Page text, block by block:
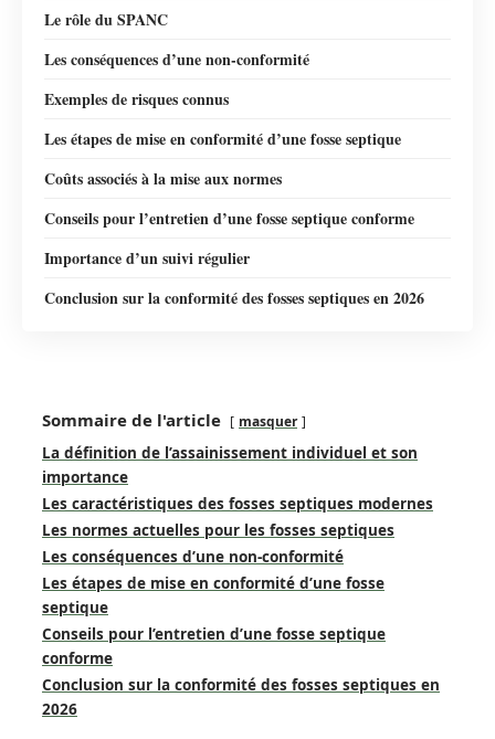
Le rôle du SPANC
Les conséquences d’une non-conformité
Exemples de risques connus
Les étapes de mise en conformité d’une fosse septique
Coûts associés à la mise aux normes
Conseils pour l’entretien d’une fosse septique conforme
Importance d’un suivi régulier
Conclusion sur la conformité des fosses septiques en 2026
Sommaire de l'article masquer
La définition de l’assainissement individuel et son
importance
Les caractéristiques des fosses septiques modernes
Les normes actuelles pour les fosses septiques
Les conséquences d’une non-conformité
Les étapes de mise en conformité d’une fosse
septique
Conseils pour l’entretien d’une fosse septique
conforme
Conclusion sur la conformité des fosses septiques en
2026